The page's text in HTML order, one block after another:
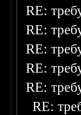
RE:
RE:
RE:
RE:
RE:
RE: